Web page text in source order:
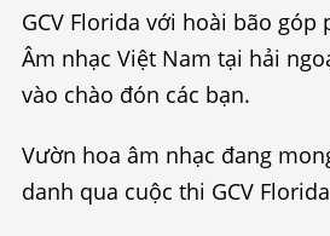
GCV Florida với hoài bão góp
Âm nhạc Việt Nam tại hải
vào chào đón các bạn.
Vườn hoa âm nhạc đang
danh qua cuộc thi GCV